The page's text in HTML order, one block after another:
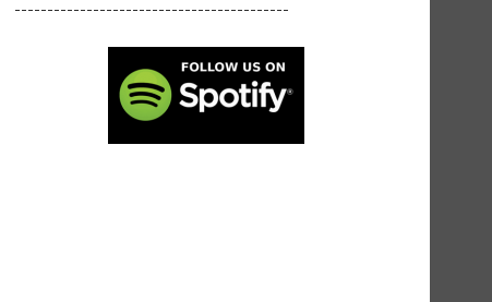
------------------------------------------